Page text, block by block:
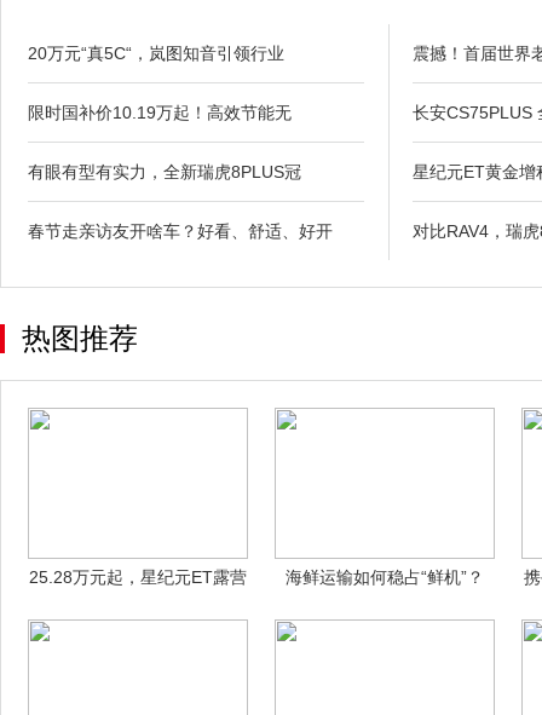
20万元“真5C“，岚图知音引领行业
限时国补价10.19万起！高效节能无
有眼有型有实力，全新瑞虎8PLUS冠
春节走亲访友开啥车？好看、舒适、好开
震撼！首届世界
长安CS75PLUS
星纪元ET黄金增
对比RAV4，瑞
热图推荐
25.28万元起，星纪元ET露营
海鲜运输如何稳占“鲜机”？